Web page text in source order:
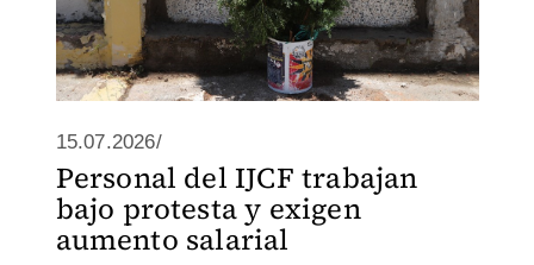
15.07.2026/
Personal del IJCF trabajan
bajo protesta y exigen
aumento salarial